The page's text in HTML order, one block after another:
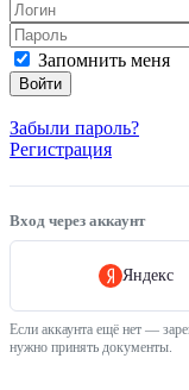
Запомнить меня
Войти
Забыли пароль?
Регистрация
Вход через аккаунт
Яндекс
Если аккаунта ещё нет —
нужно принять документы.